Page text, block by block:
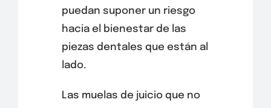
puedan suponer un riesgo
hacia el bienestar de las
piezas dentales que están al
lado.
Las muelas de juicio que no